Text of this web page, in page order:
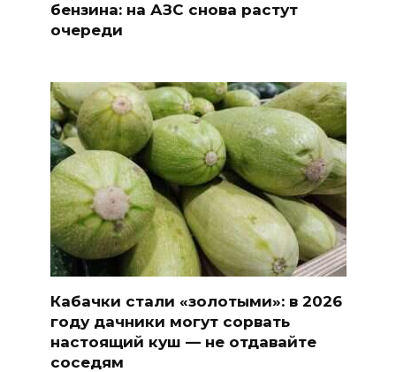
бензина: на АЗС снова растут
очереди
Кабачки стали «золотыми»: в 2026
году дачники могут сорвать
настоящий куш — не отдавайте
соседям